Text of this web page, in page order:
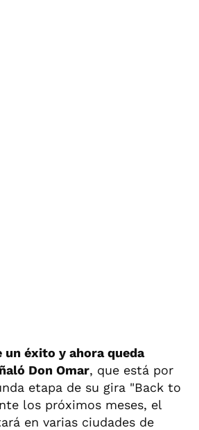
un éxito y ahora queda
Don Omar, que está por
etapa de su gira "Back to
los próximos meses, el
en varias ciudades de